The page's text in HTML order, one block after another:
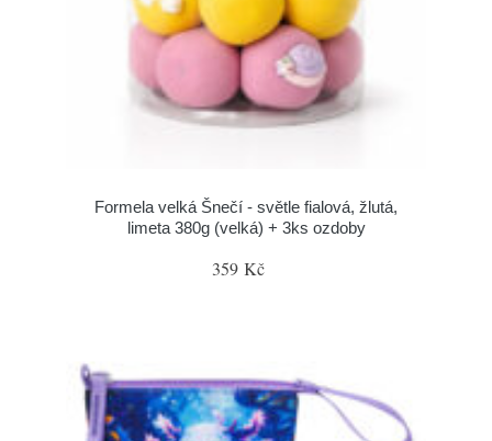
Formela velká Šnečí - světle fialová, žlutá,
limeta 380g (velká) + 3ks ozdoby
359 Kč